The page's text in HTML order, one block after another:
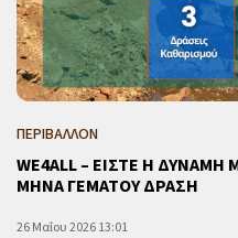
ΠΕΡΙΒΑΛΛΟΝ
WE4ALL – ΕΙΣΤΕ Η
ΜΗΝΑ ΓΕΜΑΤΟΥ ΔΡΑΣΗ
26 Μαΐου 2026 13:01